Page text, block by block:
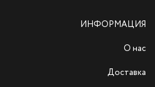
ИНФОРМАЦИЯ
О нас
Доставка